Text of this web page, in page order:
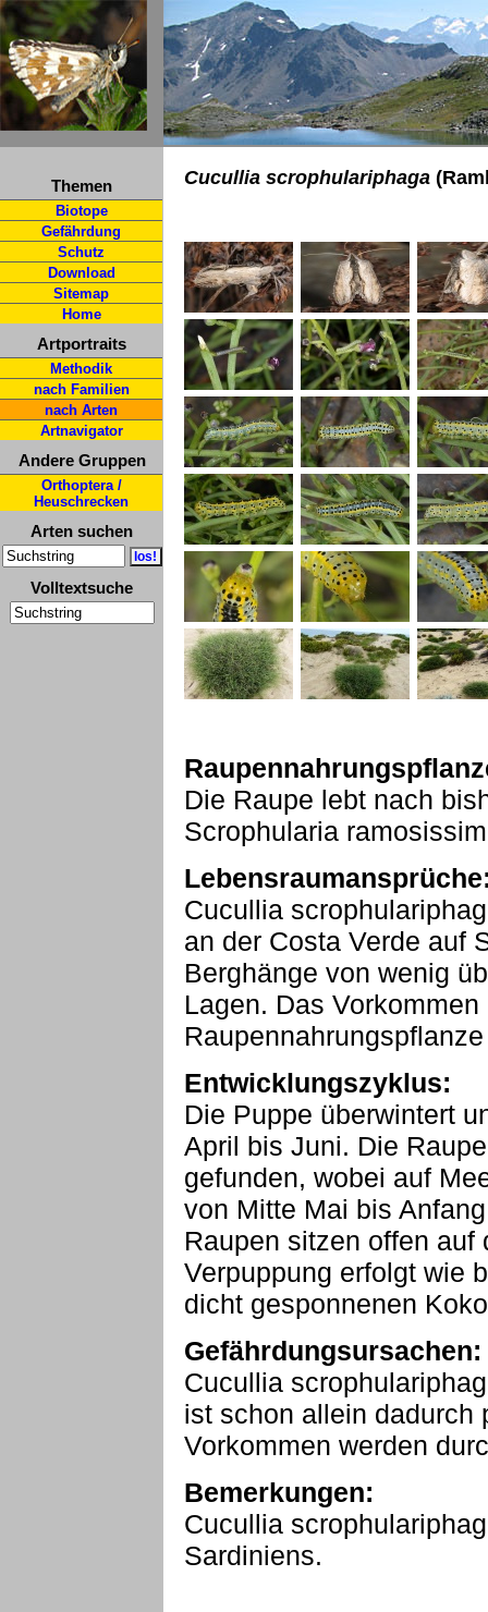
Themen
Biotope
Gefährdung
Schutz
Download
Sitemap
Home
Artportraits
Methodik
nach Familien
nach Arten
Artnavigator
Andere Gruppen
Orthoptera /
Heuschrecken
Arten suchen
Volltextsuche
Cucullia scrophulariphaga
Die Raupe lebt nach
Scrophularia
Cucullia
an der Costa Verde auf
Berghänge von wenig
Lagen. Das
Entwicklungszyklus:
Die Puppe überwintert
April bis Juni. Die
gefunden, wobei auf
von Mitte Mai bis
Raupen sitzen offen auf
Verpuppung erfolgt wie
dicht gesponnenen
Gefährdungsursachen:
Cucullia
ist schon allein dadurch
Vorkommen werden
Bemerkungen:
Cucullia
Sardiniens.